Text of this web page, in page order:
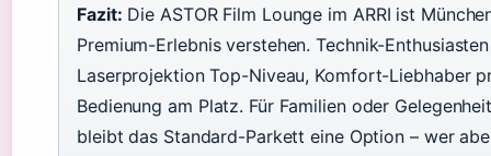
Fazit: Die ASTOR Film Lounge im ARRI ist
Premium-Erlebnis verstehen. Technik-
Laserprojektion Top-Niveau, Komfort-Liebhaber
Bedienung am Platz. Für Familien oder
bleibt das Standard-Parkett eine Option – wer